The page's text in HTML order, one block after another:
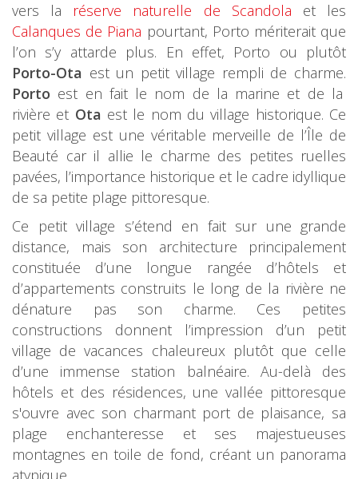
vers la réserve naturelle de Scandola et les
Calanques de Piana pourtant, Porto mériterait que
l’on s’y attarde plus. En effet, Porto ou plutôt
Porto-Ota est un petit village rempli de charme.
Porto est en fait le nom de la marine et de la
rivière et Ota est le nom du village historique. Ce
petit village est une véritable merveille de l’Île de
Beauté car il allie le charme des petites ruelles
pavées, l’importance historique et le cadre idyllique
de sa petite plage pittoresque.
Ce petit village s’étend en fait sur une grande
distance, mais son architecture principalement
constituée d’une longue rangée d’hôtels et
d’appartements construits le long de la rivière ne
dénature pas son charme. Ces petites
constructions donnent l’impression d’un petit
village de vacances chaleureux plutôt que celle
d’une immense station balnéaire. Au-delà des
hôtels et des résidences, une vallée pittoresque
s'ouvre avec son charmant port de plaisance, sa
plage enchanteresse et ses majestueuses
montagnes en toile de fond, créant un panorama
atypique.